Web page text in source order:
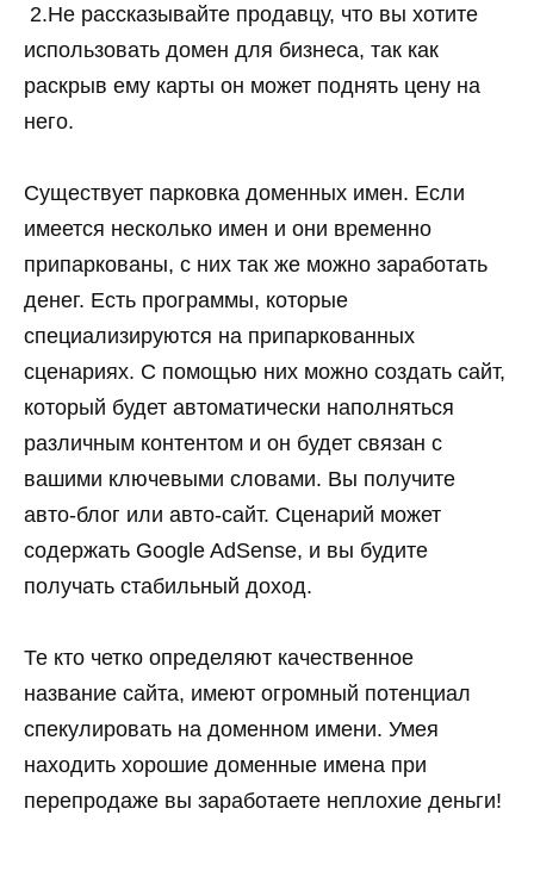
2.Не рассказывайте продавцу, что вы хотите
использовать домен для бизнеса, так как
раскрыв ему карты он может поднять цену на
него.
Существует парковка доменных имен. Если
имеется несколько имен и они временно
припаркованы, с них так же можно заработать
денег. Есть программы, которые
специализируются на припаркованных
сценариях. С помощью них можно создать сайт,
который будет автоматически наполняться
различным контентом и он будет связан с
вашими ключевыми словами. Вы получите
авто-блог или авто-сайт. Сценарий может
содержать Google AdSense, и вы будите
получать стабильный доход.
Те кто четко определяют качественное
название сайта, имеют огромный потенциал
спекулировать на доменном имени. Умея
находить хорошие доменные имена при
перепродаже вы заработаете неплохие деньги!